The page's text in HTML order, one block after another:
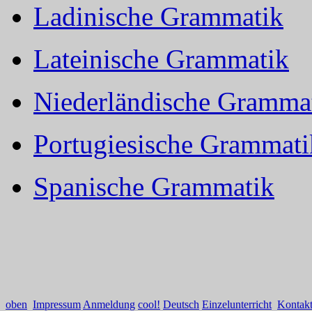
Ladinische Grammatik
Lateinische Grammatik
Niederländische
Portugiesische
Spanische Grammatik
oben Impressum Anmeldung cool! Deutsch Einzelunterricht Kontakt